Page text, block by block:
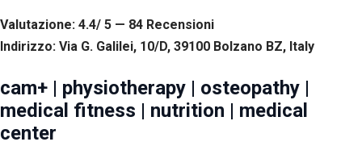
Valutazione: 4.4/ 5 — 84 Recensioni
Indirizzo: Via G. Galilei, 10/D, 39100 Bolzano BZ, Italy
cam+ | physiotherapy | osteopathy |
medical fitness | nutrition | medical
center